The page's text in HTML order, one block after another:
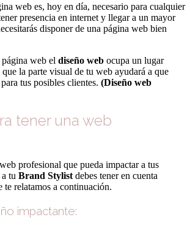
web es, hoy en día, necesario para cualquier
presencia en internet y llegar a un mayor
disponer de una página web bien
web el diseño web ocupa un lugar
la parte visual de tu web ayudará a que
tus posibles clientes. (Diseño web
tener una web
profesional que pueda impactar a tus
tu Brand Stylist debes tener en cuenta
te relatamos a continuación.
impactante: